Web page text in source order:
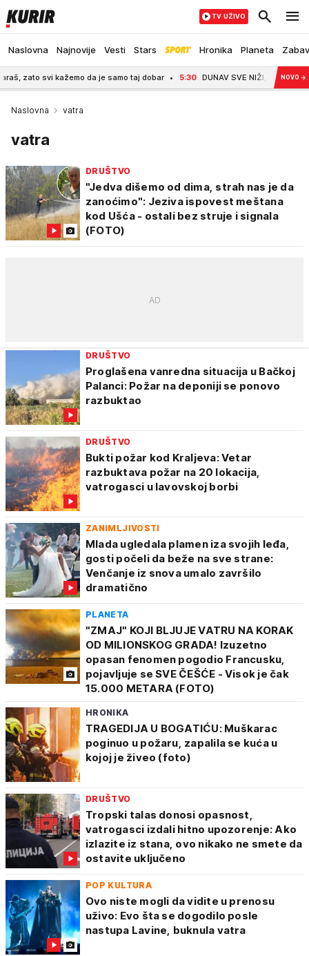
Naslovna Najnovije Vesti Stars Hronika Planeta
TV UŽIVO
svi kažemo da je samo taj dobar 5:30 DUNAV SVE NIŽI, VODA NOVO →
Naslovna vatra
vatra
DRUŠTVO
"Jedva dišemo od dima, strah nas je da
zanoćimo": Jeziva ispovest meštana
kod Ušća - ostali bez struje i signala
(FOTO)
DRUŠTVO
Proglašena vanredna situacija u Bačkoj
Palanci: Požar na deponiji se ponovo
razbuktao
DRUŠTVO
Bukti požar kod Kraljeva: Vetar
razbuktava požar na 20 lokacija,
vatrogasci u lavovskoj borbi
ZANIMLJIVOSTI
Mlada ugledala plamen iza svojih leđa,
gosti počeli da beže na sve strane:
Venčanje iz snova umalo završilo
dramatično
PLANETA
"ZMAJ" KOJI BLJUJE VATRU NA KORAK
OD MILIONSKOG GRADA! Izuzetno
opasan fenomen pogodio Francusku,
pojavljuje se SVE ČEŠĆE - Visok je čak
15.000 METARA (FOTO)
HRONIKA
TRAGEDIJA U BOGATIĆU: Muškarac
poginuo u požaru, zapalila se kuća u
kojoj je živeo (foto)
DRUŠTVO
Tropski talas donosi opasnost,
vatrogasci izdali hitno upozorenje: Ako
izlazite iz stana, ovo nikako ne smete da
ostavite uključeno
POP KULTURA
Ovo niste mogli da vidite u prenosu
uživo: Evo šta se dogodilo posle
nastupa Lavine, buknula vatra